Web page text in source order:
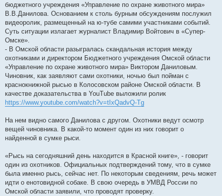
е
бюджетного учреждения «Управление по охране животного мира»
В.В.Данилова. Основанием к столь бурным обсуждениям послужил
видеоролик, размещенный на ю-тубе самими участниками событий.
Суть ситуации излагает журналист Владимир Войтович в «Супер-
Омске».
- В Омской области разыгралась скандальная история между
охотниками и директором Бюджетного учреждения Омской области
«Управление по охране животного мира» Виктором Даниловым.
Чиновник, как заявляют сами охотники, ночью был пойман с
краснокнижной рысью в Колосовском районе Омской области. В
качестве доказательства в YouTube выложили ролик
https://www.youtube.com/watch?v=tIxQadvQ-Tg
На нем видно самого Данилова с другом. Охотники ведут осмотр
вещей чиновника. В какой-то момент один из них говорит о
найденной в сумке рыси.
«Рысь на сегодняшний день находится в Красной книге», - говорит
один из охотников. Официальных подтверждений тому, что в сумке
была именно рысь, сейчас нет. По некоторым сведениям, речь может
идти о енотовидной собаке. В свою очередь в УМВД России по
Омской области заявили, что проводят проверку.